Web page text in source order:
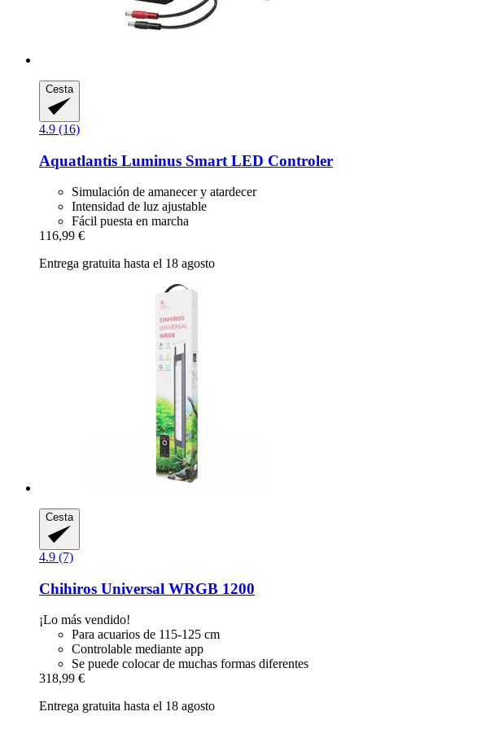
Cesta
4.9 (16)
Aquatlantis Luminus Smart LED Controler
Simulación de amanecer y atardecer
Intensidad de luz ajustable
Fácil puesta en marcha
116,99 €
Entrega gratuita hasta el 18 agosto
Cesta
4.9 (7)
Chihiros Universal WRGB 1200
¡Lo más vendido!
Para acuarios de 115-125 cm
Controlable mediante app
Se puede colocar de muchas formas diferentes
318,99 €
Entrega gratuita hasta el 18 agosto